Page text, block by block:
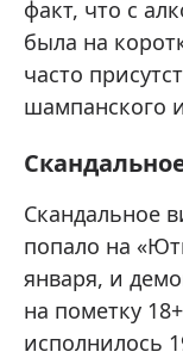
факт, что с
была на
часто
шампанского
Скандальное
попало на
января, и
на пометку
исполнилось